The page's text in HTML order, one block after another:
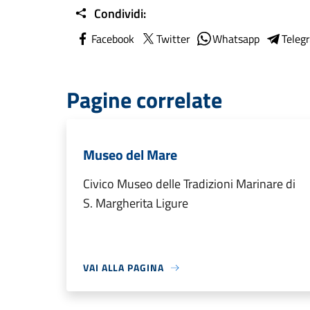
Condividi:
Facebook Twitter Whatsapp
Pagine correlate
Museo del Mare
Civico Museo delle Tradizioni Marinare di
S. Margherita Ligure
VAI ALLA PAGINA